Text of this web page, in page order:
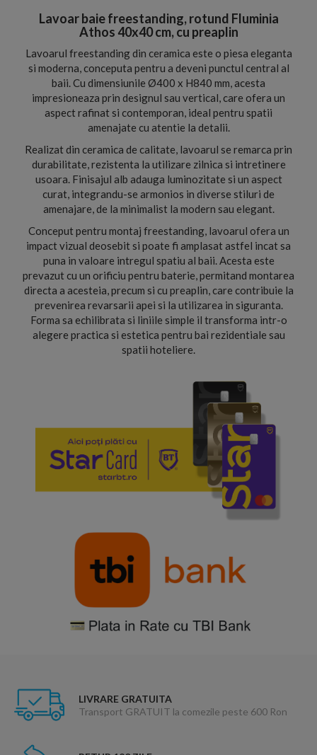
Lavoar baie freestanding, rotund Fluminia
Athos 40x40 cm, cu preaplin
Lavoarul freestanding din ceramica este o piesa eleganta
si moderna, conceputa pentru a deveni punctul central al
baii. Cu dimensiunile Ø400 x H840 mm, acesta
impresioneaza prin designul sau vertical, care ofera un
aspect rafinat si contemporan, ideal pentru spatii
amenajate cu atentie la detalii.
Realizat din ceramica de calitate, lavoarul se remarca prin
durabilitate, rezistenta la utilizare zilnica si intretinere
usoara. Finisajul alb adauga luminozitate si un aspect
curat, integrandu-se armonios in diverse stiluri de
amenajare, de la minimalist la modern sau elegant.
Conceput pentru montaj freestanding, lavoarul ofera un
impact vizual deosebit si poate fi amplasat astfel incat sa
puna in valoare intregul spatiu al baii. Acesta este
prevazut cu un orificiu pentru baterie, permitand montarea
directa a acesteia, precum si cu preaplin, care contribuie la
prevenirea revarsarii apei si la utilizarea in siguranta.
Forma sa echilibrata si liniile simple il transforma intr-o
alegere practica si estetica pentru bai rezidentiale sau
spatii hoteliere.
LIVRARE GRATUITA
Transport GRATUIT la comezile peste 600 Ron